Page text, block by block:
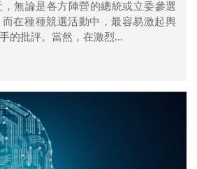
，無論是各方陣營的總統或立委參選
在種種競選活動中，最容易激起輿
的批評。當然，在激烈...